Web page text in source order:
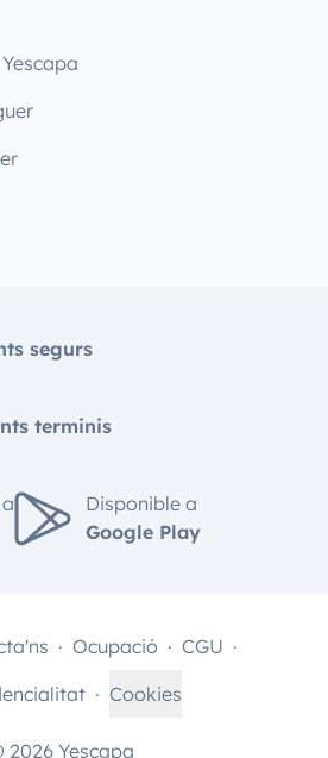
segurs
terminis
Disponible a
Google Play
2026 Yescapa
Ocupació
CGU
Cookies